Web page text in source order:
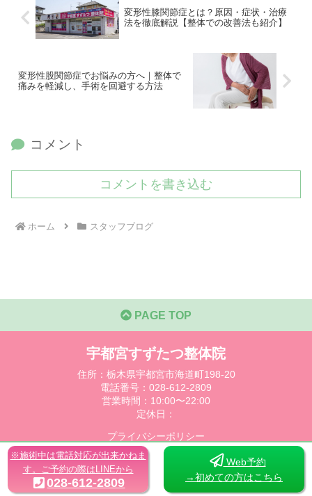
変形性膝関節症とは？原因・症状・治療
法を徹底解説【整体での改善法も紹介】
変形性股関節症でお悩みの方へ｜整体で
痛みを軽減し、手術を回避する方法
コメント
コメントを書き込む
ホーム スタッフブログ
PAGE TOP
宇都宮すずたつ整体院
住所：栃木県宇都宮市海道町198-20
電話番号：028-612-2809
営業時間：10:00〜22:00
定休日：
プライバシーポリシー
Copyright © 2021 宇都宮すずたつ整体院 All Rights Reserved.
※施術中は電話対応が出来かねま
す。ご予約の際はLINEから
028-612-2809
Web予約
→初めての方はこちら